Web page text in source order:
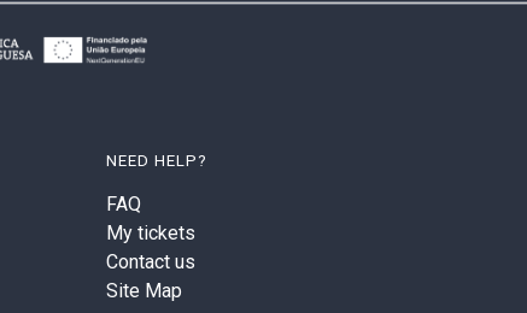
NEED HELP?
FAQ
My tickets
Contact us
Site Map